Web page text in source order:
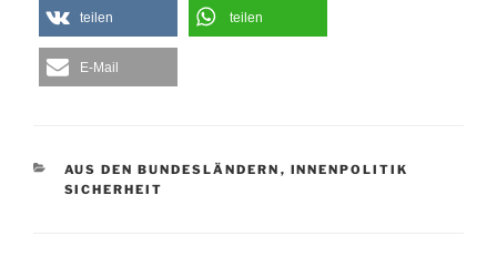
teilen teilen
E-Mail
KATEGORIEN
AUS DEN BUNDESLÄNDERN , INNENPOLITIK
SICHERHEIT